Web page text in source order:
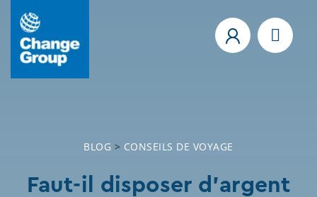
BLOG > CONSEILS DE VOYAGE
Faut-il disposer d’argent